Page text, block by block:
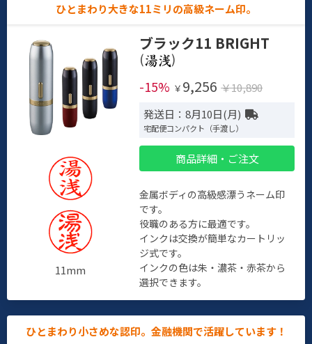
ひとまわり大きな11ミリの高級ネーム印。
11mm
ブラック11 BRIGHT
(
)
-15% ￥ 9,256 ￥10,890
発送日：8月10日(月)
宅配便コンパクト（手渡し）
商品詳細・ご注文
金属ボディの高級感漂うネーム印
です。
役職のある方に最適です。
インクは交換が簡単なカートリッ
ジ式です。
インクの色は朱・濃茶・赤茶から
選択できます。
ひとまわり小さめな認印。金融機関で活躍しています！